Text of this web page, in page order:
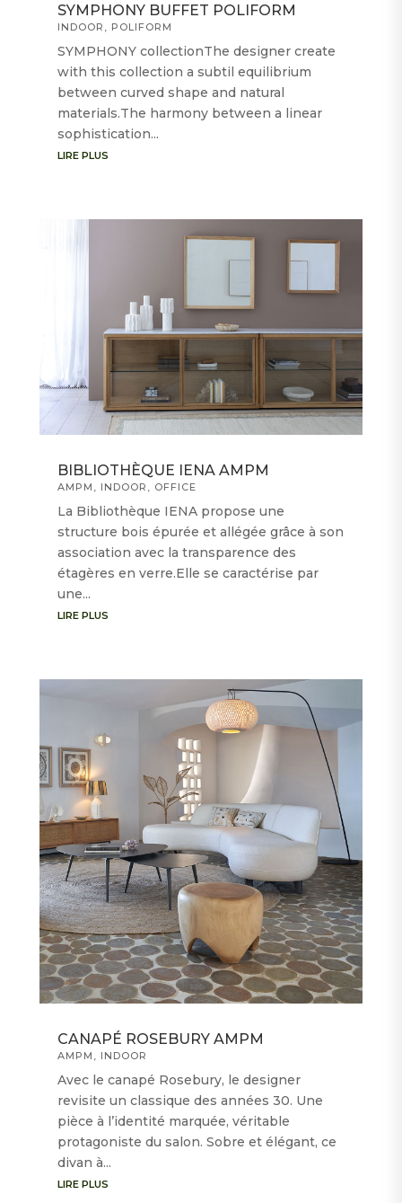
SYMPHONY BUFFET POLIFORM
INDOOR POLIFORM
SYMPHONY collectionThe designer create
with this collection a subtil equilibrium
between curved shape and natural
materials.The harmony between a linear
sophistication...
LIRE PLUS
BIBLIOTHÈQUE IENA AMPM
AMPM , INDOOR , OFFICE
La Bibliothèque IENA propose une
structure bois épurée et allégée grâce à son
association avec la transparence des
étagères en verre.Elle se caractérise par
une...
LIRE PLUS
CANAPÉ ROSEBURY AMPM
AMPM INDOOR
Avec le canapé Rosebury, le designer
revisite un classique des années 30. Une
pièce à l’identité marquée, véritable
protagoniste du salon. Sobre et élégant, ce
divan à...
LIRE PLUS